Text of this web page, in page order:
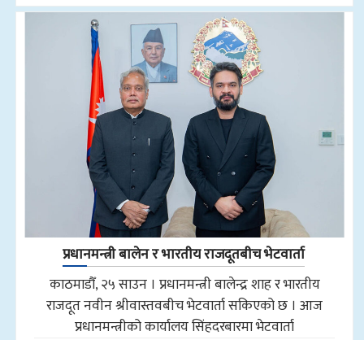
प्रधानमन्त्री बालेन र भारतीय राजदूतबीच भेटवार्ता
काठमाडौँ, २५ साउन । प्रधानमन्त्री बालेन्द्र शाह र भारतीय
राजदूत नवीन श्रीवास्तवबीच भेटवार्ता सकिएको छ । आज
प्रधानमन्त्रीको कार्यालय सिंहदरबारमा भेटवार्ता